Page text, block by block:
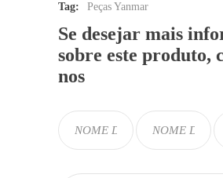
Tag: Peças Yanmar
Se desejar mais
sobre este produto,
nos